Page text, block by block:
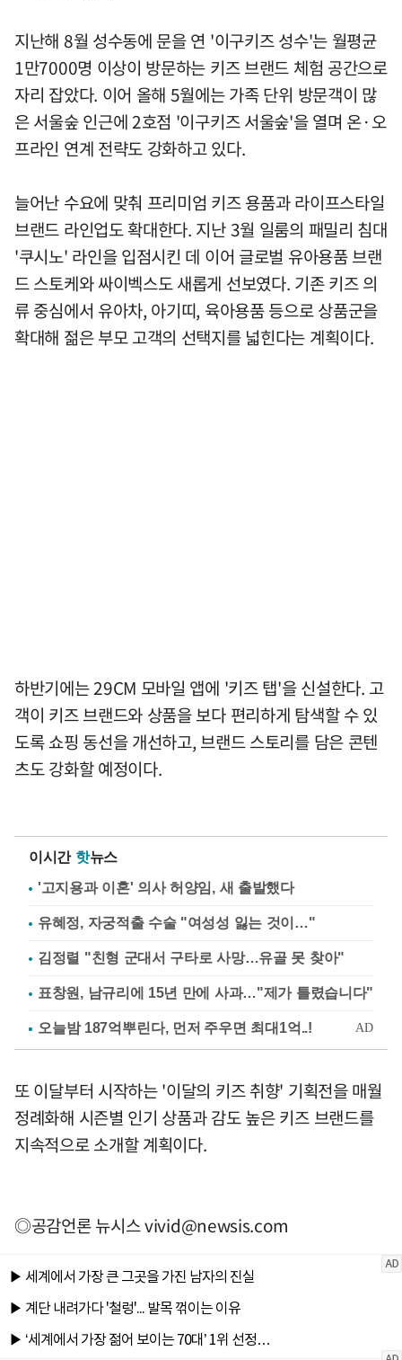
지난해 8월 성수동에 문을 연 '이구키즈 성수'는 월평균
1만7000명 이상이 방문하는 키즈 브랜드 체험 공간으로
자리 잡았다. 이어 올해 5월에는 가족 단위 방문객이 많
은 서울숲 인근에 2호점 '이구키즈 서울숲'을 열며 온·오
프라인 연계 전략도 강화하고 있다.
늘어난 수요에 맞춰 프리미엄 키즈 용품과 라이프스타일
브랜드 라인업도 확대한다. 지난 3월 일룸의 패밀리 침대
'쿠시노' 라인을 입점시킨 데 이어 글로벌 유아용품 브랜
드 스토케와 싸이벡스도 새롭게 선보였다. 기존 키즈 의
류 중심에서 유아차, 아기띠, 육아용품 등으로 상품군을
확대해 젊은 부모 고객의 선택지를 넓힌다는 계획이다.
하반기에는 29CM 모바일 앱에 '키즈 탭'을 신설한다. 고
객이 키즈 브랜드와 상품을 보다 편리하게 탐색할 수 있
도록 쇼핑 동선을 개선하고, 브랜드 스토리를 담은 콘텐
츠도 강화할 예정이다.
이시간 핫뉴스
'고지용과 이혼' 의사 허양임, 새 출발했다
유혜정, 자궁적출 수술 "여성성 잃는 것이…"
김정렬 "친형 군대서 구타로 사망…유골 못 찾아"
표창원, 남규리에 15년 만에 사과…"제가 틀렸습니다"
또 이달부터 시작하는 '이달의 키즈 취향' 기획전을 매월
정례화해 시즌별 인기 상품과 감도 높은 키즈 브랜드를
지속적으로 소개할 계획이다.
◎공감언론 뉴시스vivid@newsis.com